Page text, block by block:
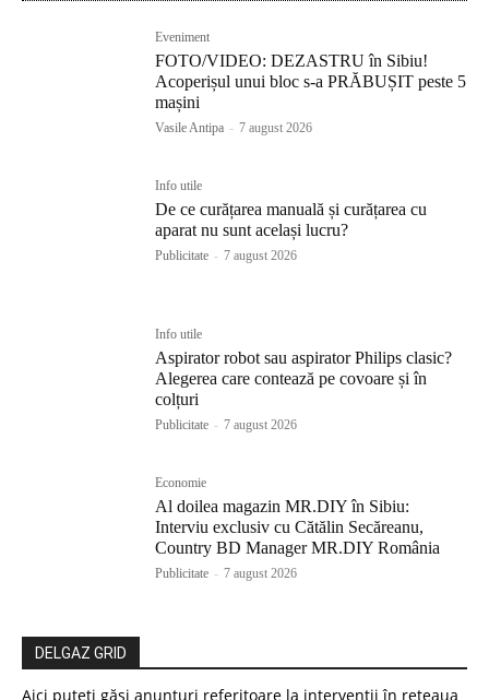
Eveniment
FOTO/VIDEO: DEZASTRU în Sibiu!
Acoperișul unui bloc s-a PRĂBUȘIT peste 5
mașini
Vasile Antipa - 7 august 2026
Info utile
De ce curățarea manuală și curățarea cu
aparat nu sunt același lucru?
Publicitate - 7 august 2026
Info utile
Aspirator robot sau aspirator Philips clasic?
Alegerea care contează pe covoare și în
colțuri
Publicitate - 7 august 2026
Economie
Al doilea magazin MR.DIY în Sibiu:
Interviu exclusiv cu Cătălin Secăreanu,
Country BD Manager MR.DIY România
Publicitate - 7 august 2026
DELGAZ GRID
Aici puteți găsi anunțuri referitoare la intervenții în rețeaua